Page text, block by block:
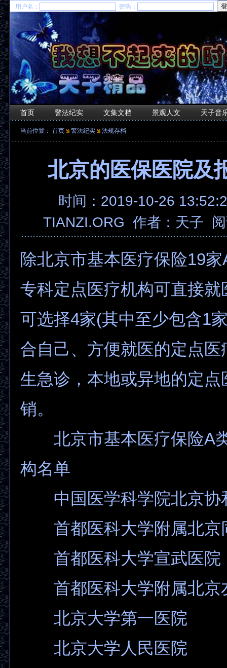
用户名： 密码：
首页 警法纪实 文集文档 景观人文 天子音
当前位置： 首页 警法纪实 法规存档
北京的医保医院及
时间：2019-10-26
TIANZI.ORG 作者：天子
除北京市基本医疗保险19
专科定点医疗机构可直接就
可选择4家(其中至少包含1
合自己、方便就医的定点医
生急诊，本地或异地的定点
销。
北京市基本医疗保险A
构名单
中国医学科学院北京协
首都医科大学附属北京
首都医科大学宣武医院
首都医科大学附属北京
北京大学第一医院
北京大学人民医院